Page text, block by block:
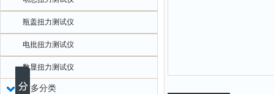
瓶盖扭力测试仪
电批扭力测试仪
数显扭力测试仪
更多分类